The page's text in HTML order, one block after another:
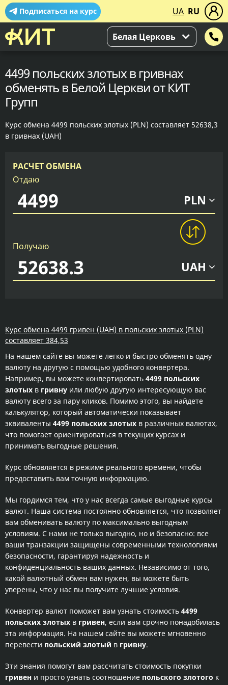
Подписаться на курс UA RU
Белая Церковь
4499 польских злотых в гривнах
обменять в Белой Церкви от КИТ
Групп
Курс обмена 4499 польских злотых (PLN) составляет 52638,3
в гривнах (UAH)
РАСЧЕТ ОБМЕНА
Отдаю
PLN
Получаю
UAH
Курс обмена 4499 гривен (UAH) в польских злотых (PLN)
составляет 384,53
На нашем сайте вы можете легко и быстро обменять одну
валюту на другую с помощью удобного конвертера.
Например, вы можете конвертировать 4499 польских
злотых в гривну или любую другую интересующую вас
валюту всего за пару кликов. Помимо этого, вы найдете
калькулятор, который автоматически показывает
эквиваленты 4499 польских злотых в различных валютах,
что помогает ориентироваться в текущих курсах и
принимать выгодные решения.
Курс обновляется в режиме реального времени, чтобы
предоставить вам точную информацию.
Мы гордимся тем, что у нас всегда самые выгодные курсы
валют. Наша система постоянно обновляется, что позволяет
вам обменивать валюту по максимально выгодным
условиям. С нами не только выгодно, но и безопасно: все
ваши транзакции защищены современными технологиями
безопасности, гарантируя надежность и
конфиденциальность ваших данных. Независимо от того,
какой валютный обмен вам нужен, вы можете быть
уверены, что у нас вы получите лучшие условия.
Конвертер валют поможет вам узнать стоимость 4499
польских злотых в гривен, если вам срочно понадобилась
эта информация. На нашем сайте вы можете мгновенно
перевести польский злотый в гривну.
Эти знания помогут вам рассчитать стоимость покупки
гривен и просто узнать соотношение польского злотого к